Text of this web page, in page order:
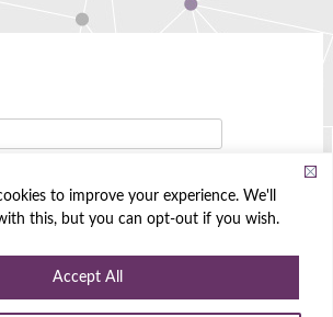
to improve your experience. We'll
this, but you can opt-out if you wish.
Accept All
Hodent|Cerveau, UX et jeux !
ThemeRadiate